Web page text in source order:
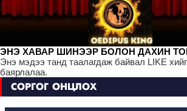
ЭНЭ ХАВАР ШИНЭЭР БОЛОН ДАХИН
Энэ мэдээ танд таалагдаж байвал LIKE
баярлалаа.
СОРГОГ ОНЦЛОХ